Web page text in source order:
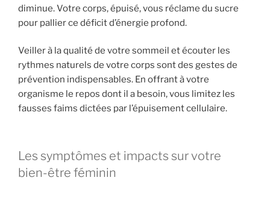
diminue. Votre corps, épuisé, vous réclame du sucre
pour pallier ce déficit d’énergie profond.
Veiller à la qualité de votre sommeil et écouter les
rythmes naturels de votre corps sont des gestes de
prévention indispensables. En offrant à votre
organisme le repos dont il a besoin, vous limitez les
fausses faims dictées par l’épuisement cellulaire.
Les symptômes et impacts sur votre
bien-être féminin